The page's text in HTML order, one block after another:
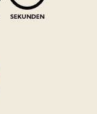
SEKUNDEN